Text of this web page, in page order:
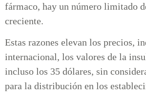
fármaco, hay un número limitado
creciente.
Estas razones elevan los precios,
internacional, los valores de la
incluso los 35 dólares, sin
para la distribución en los